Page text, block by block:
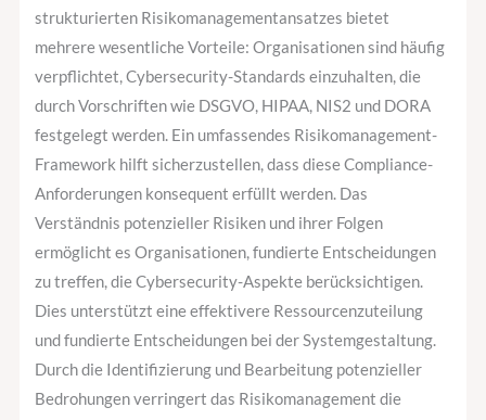
strukturierten Risikomanagementansatzes bietet
mehrere wesentliche Vorteile: Organisationen sind häufig
verpflichtet, Cybersecurity-Standards einzuhalten, die
durch Vorschriften wie DSGVO, HIPAA, NIS2 und DORA
festgelegt werden. Ein umfassendes Risikomanagement-
Framework hilft sicherzustellen, dass diese Compliance-
Anforderungen konsequent erfüllt werden. Das
Verständnis potenzieller Risiken und ihrer Folgen
ermöglicht es Organisationen, fundierte Entscheidungen
zu treffen, die Cybersecurity-Aspekte berücksichtigen.
Dies unterstützt eine effektivere Ressourcenzuteilung
und fundierte Entscheidungen bei der Systemgestaltung.
Durch die Identifizierung und Bearbeitung potenzieller
Bedrohungen verringert das Risikomanagement die